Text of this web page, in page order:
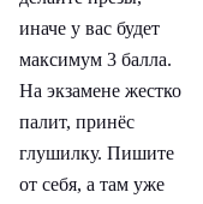
иначе у вас будет
максимум 3 балла.
На экзамене жестко
палит, принёс
глушилку. Пишите
от себя, а там уже